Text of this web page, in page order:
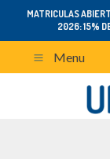
MATRICULAS
2026: 15%
Menu